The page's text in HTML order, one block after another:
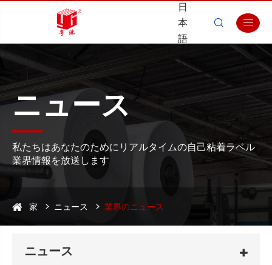
日
本
語
 
ニュース
私たちはあなたのためにリアルタイムの自己粘着ラベル
業界情報を放送します
家 ニュース 業界のニュース
ニュース